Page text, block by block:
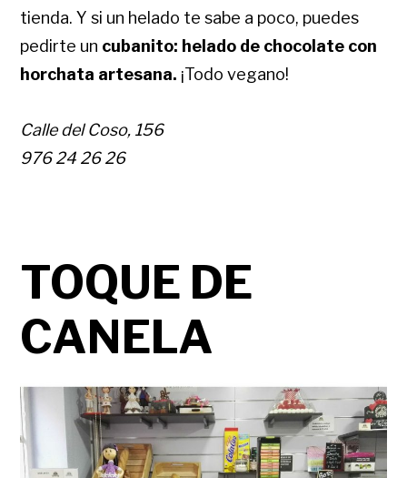
tienda. Y si un helado te sabe a poco, puedes
pedirte un cubanito: helado de chocolate con
horchata artesana. ¡Todo vegano!
Calle del Coso, 156
976 24 26 26
TOQUE DE
CANELA